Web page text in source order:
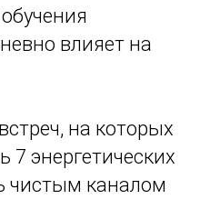
влияет на
на которых
7 энергетических
чистым каналом